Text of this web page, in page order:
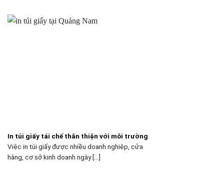
In túi giấy tái chế thân thiện với môi trường
Việc in túi giấy được nhiều doanh nghiệp, cửa
hàng, cơ sở kinh doanh ngày [...]